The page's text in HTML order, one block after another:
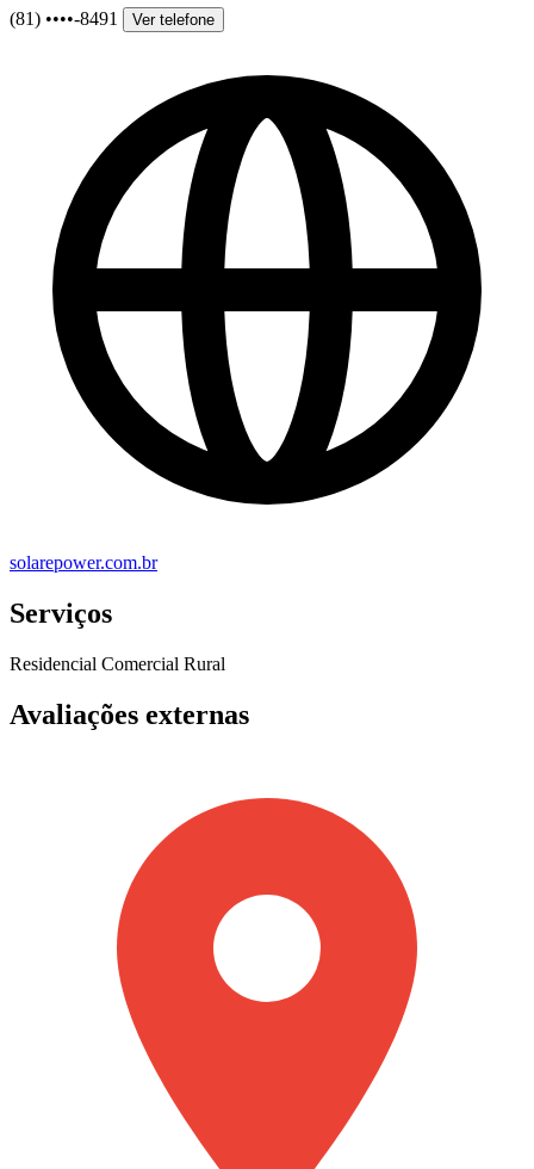
(81) ••••-8491 Ver telefone
solarepower.com.br
Serviços
Residencial Comercial Rural
Avaliações externas